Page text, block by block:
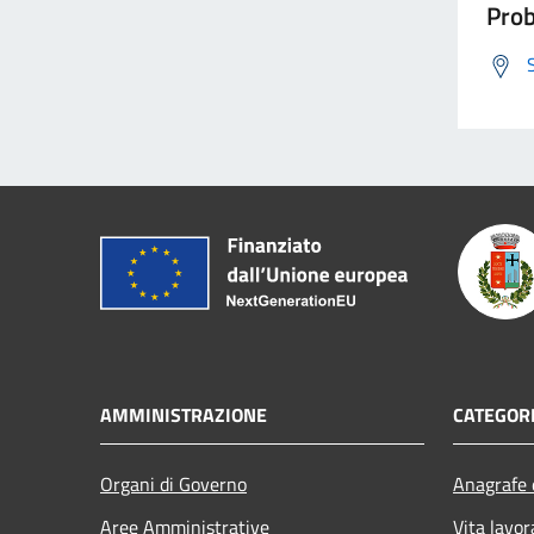
AMMINISTRAZIONE
Organi di Governo
Aree Amministrative
Vita